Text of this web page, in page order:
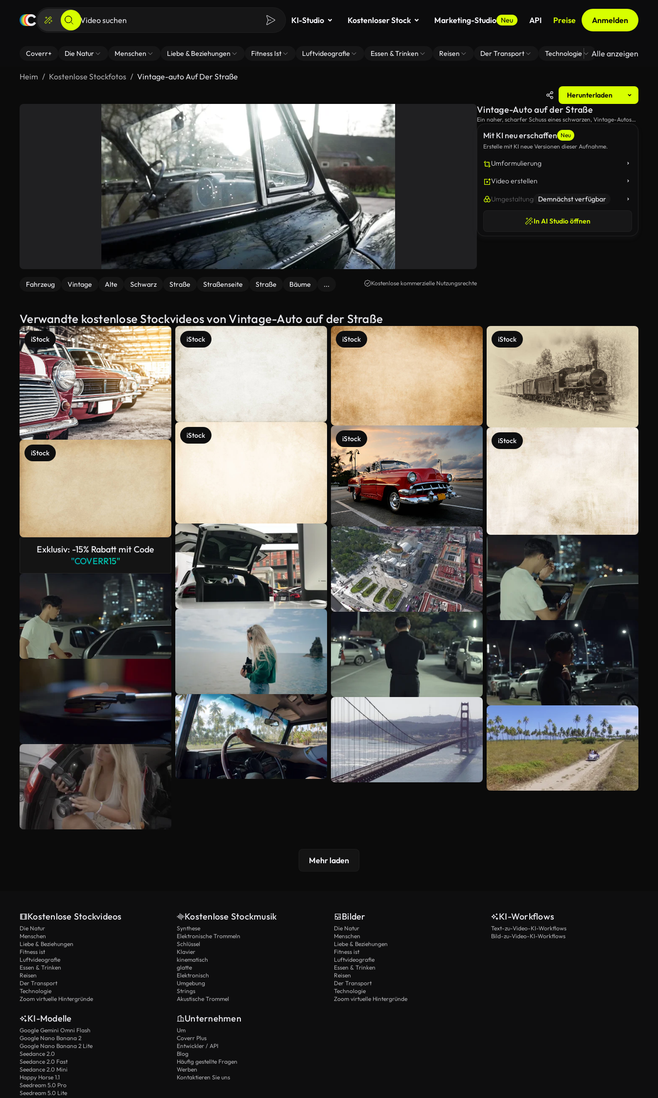
KI-Studio Kostenloser Stock Marketing-Studio Neu API Preise Anmelden
Coverr+ Die Natur Menschen Liebe & Beziehungen Fitness Ist Luftvideografie Essen & Trinken Reisen Der Transport Technologie Zoom Virtuelle
Alle anzeigen
Heim Kostenlose Stockfotos Vintage-auto Auf Der Straße
Herunterladen
Fahrzeug Vintage Alte Schwarz Straße Straßenseite Straße Bäume ... Kostenlose kommerzielle Nutzungsrechte
Mit KI neu erschaffen Neu
Erstelle mit KI neue Versionen dieser Aufnahme.
Umformulierung
Video erstellen
Umgestaltung Demnächst verfügbar
In AI Studio öffnen
Vintage-Auto auf der Straße
Ein naher, scharfer Schuss eines schwarzen, Vintage-Autos
Verwandte kostenlose Stockvideos von Vintage-Auto auf der Straße
iStock
iStock
Exklusiv: -15% Rabatt mit Code
"COVERR15"
iStock
iStock
iStock
iStock
iStock
iStock
Mehr anzeigen
Mehr laden
Kostenlose Stockvideos
Die Natur
Menschen
Liebe & Beziehungen
Fitness ist
Luftvideografie
Essen & Trinken
Reisen
Der Transport
Technologie
Zoom virtuelle Hintergründe
Kostenlose Stockmusik
Synthese
Elektronische Trommeln
Schlüssel
Klavier
kinematisch
glatte
Elektronisch
Umgebung
Strings
Akustische Trommel
Bilder
Die Natur
Menschen
Liebe & Beziehungen
Fitness ist
Luftvideografie
Essen & Trinken
Reisen
Der Transport
Technologie
Zoom virtuelle Hintergründe
KI-Workflows
Text-zu-Video-KI-Workflows
Bild-zu-Video-KI-Workflows
KI-Modelle
Google Gemini Omni Flash
Google Nano Banana 2
Google Nano Banana 2 Lite
Seedance 2.0
Seedance 2.0 Fast
Seedance 2.0 Mini
Happy Horse 1.1
Seedream 5.0 Pro
Seedream 5.0 Lite
Unternehmen
Um
Coverr Plus
Entwickler / API
Blog
Häufig gestellte Fragen
Werben
Kontaktieren Sie uns